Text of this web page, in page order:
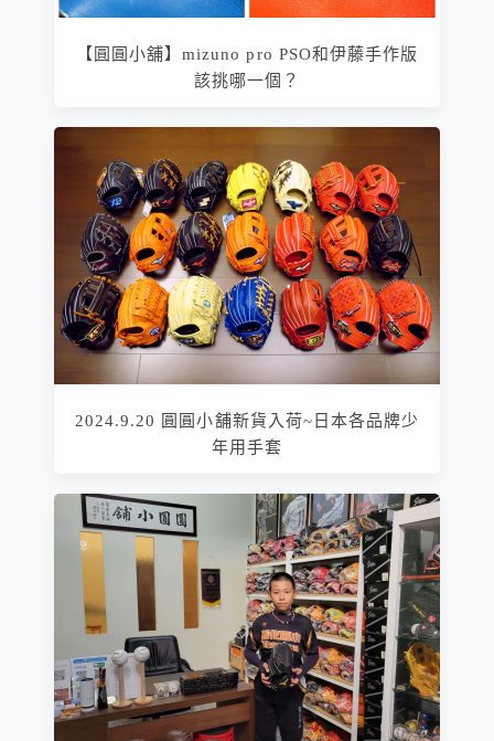
【圓圓小舖】mizuno pro PSO和伊藤手作版
該挑哪一個？
2024.9.20 圓圓小舖新貨入荷~日本各品牌少
年用手套